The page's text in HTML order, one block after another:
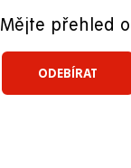
Mějte přehled